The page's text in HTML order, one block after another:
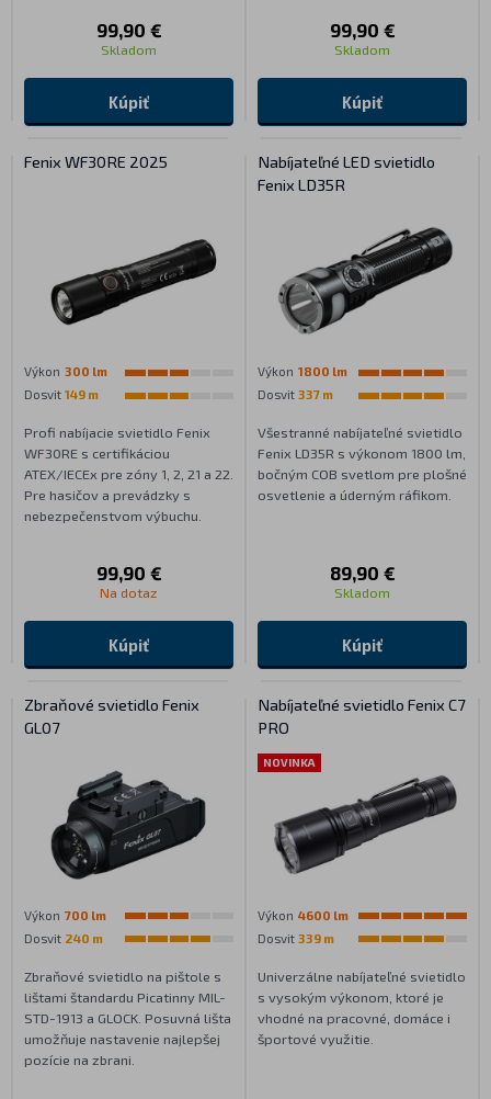
99,90 €
Skladom
Kúpiť
99,90 €
Skladom
Kúpiť
Fenix WF30RE 2025
Výkon 300 lm
Dosvit 149 m
Profi nabíjacie svietidlo Fenix
WF30RE s certifikáciou
ATEX/IECEx pre zóny 1, 2, 21 a 22.
Pre hasičov a prevádzky s
nebezpečenstvom výbuchu.
99,90 €
Na dotaz
Kúpiť
Nabíjateľné LED svietidlo
Fenix LD35R
Výkon 1800 lm
Dosvit 337 m
Všestranné nabíjateľné svietidlo
Fenix LD35R s výkonom 1800 lm,
bočným COB svetlom pre plošné
osvetlenie a úderným ráfikom.
89,90 €
Skladom
Kúpiť
Zbraňové svietidlo Fenix
GL07
Výkon 700 lm
Dosvit 240 m
Zbraňové svietidlo na pištole s
lištami štandardu Picatinny MIL-
STD-1913 a GLOCK. Posuvná lišta
umožňuje nastavenie najlepšej
pozície na zbrani.
Nabíjateľné svietidlo Fenix C7
PRO
NOVINKA
Výkon 4600 lm
Dosvit 339 m
Univerzálne nabíjateľné svietidlo
s vysokým výkonom, ktoré je
vhodné na pracovné, domáce i
športové využitie.